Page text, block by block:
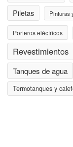
Piletas
Pinturas
Porteros eléctricos
Revestimientos
Tanques de agua
Termotanques y